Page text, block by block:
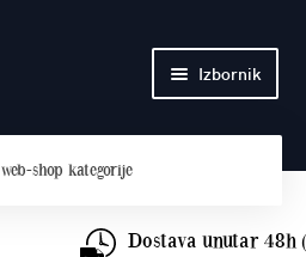
Izbornik
web-shop kategorije
Dostava unutar 48h